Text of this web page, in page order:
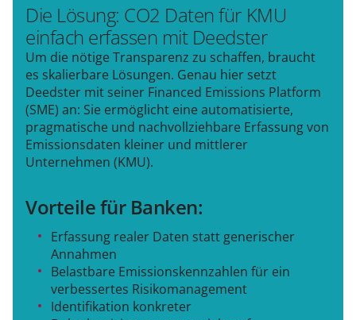
Die Lösung: CO2 Daten für KMU
einfach erfassen mit Deedster
Um die nötige Transparenz zu schaffen, braucht
es skalierbare Lösungen. Genau hier setzt
Deedster mit seiner Financed Emissions Platform
(SME) an: Sie ermöglicht eine automatisierte,
pragmatische und nachvollziehbare Erfassung von
Emissionsdaten kleiner und mittlerer
Unternehmen (KMU).
Vorteile für Banken:
Erfassung realer Daten statt generischer
Annahmen
Belastbare Emissionskennzahlen für ein
verbessertes Risikomanagement
Identifikation konkreter